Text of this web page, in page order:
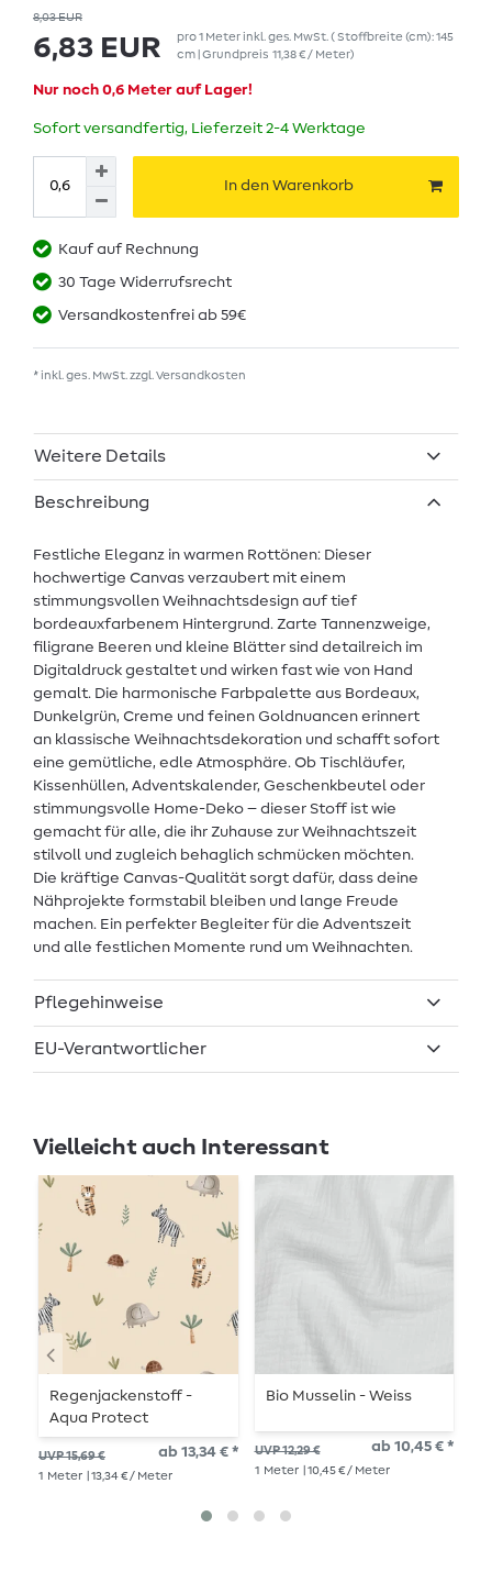
8,03 EUR
6,83 EUR pro1 Meterinkl. ges. MwSt. ( Stoffbreite (cm): 145
cm | Grundpreis 11,38 € / Meter)
Nur noch 0,6 Meter auf Lager!
Sofort versandfertig, Lieferzeit 2-4 Werktage
In den Warenkorb
Kauf auf Rechnung
30 Tage Widerrufsrecht
Versandkostenfrei ab 59€
* inkl. ges. MwSt. zzgl. Versandkosten
Weitere Details
Beschreibung
Festliche Eleganz in warmen Rottönen: Dieser
hochwertige Canvas verzaubert mit einem
stimmungsvollen Weihnachtsdesign auf tief
bordeauxfarbenem Hintergrund. Zarte Tannenzweige,
filigrane Beeren und kleine Blätter sind detailreich im
Digitaldruck gestaltet und wirken fast wie von Hand
gemalt. Die harmonische Farbpalette aus Bordeaux,
Dunkelgrün, Creme und feinen Goldnuancen erinnert
an klassische Weihnachtsdekoration und schafft sofort
eine gemütliche, edle Atmosphäre. Ob Tischläufer,
Kissenhüllen, Adventskalender, Geschenkbeutel oder
stimmungsvolle Home-Deko – dieser Stoff ist wie
gemacht für alle, die ihr Zuhause zur Weihnachtszeit
stilvoll und zugleich behaglich schmücken möchten.
Die kräftige Canvas-Qualität sorgt dafür, dass deine
Nähprojekte formstabil bleiben und lange Freude
machen. Ein perfekter Begleiter für die Adventszeit
und alle festlichen Momente rund um Weihnachten.
Pflegehinweise
EU-Verantwortlicher
Vielleicht auch Interessant
Regenjackenstoff -
Aqua Protect
Digitaldruck Wilde Tiere
Beige
UVP 15,69 € ab 13,34 € *
1 Meter | 13,34 € / Meter
Bio Musselin - Weiss
UVP 12,29 € ab 10,45 € *
1 Meter | 10,45 € / Meter